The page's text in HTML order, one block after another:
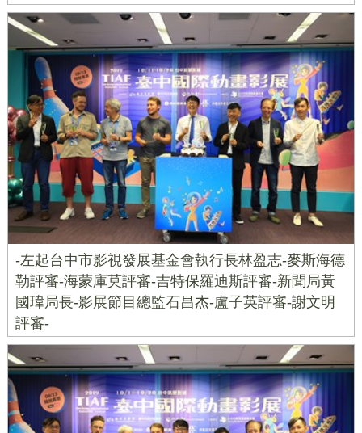
-左起台中市影視發展基金會執行長林盈志-麥斯海德
勒評審-海蒙庫莫評審-吉特保羅迪斯評審-新聞局黃
國瑋局長-影展節目總監石昌杰-盧子英評審-謝文明
評審-